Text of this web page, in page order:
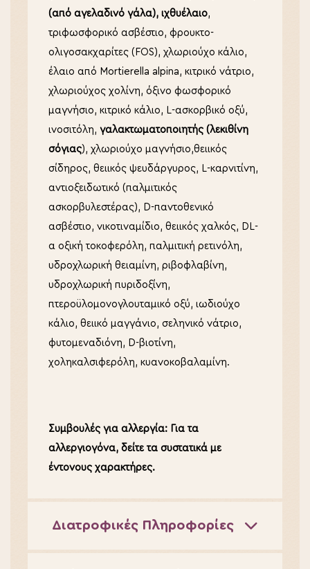
(από αγελαδινό γάλα), ιχθυέλαιο,
τριφωσφορικό ασβέστιο, φρουκτο-
ολιγοσακχαρίτες (FOS), χλωριούχο κάλιο,
έλαιο από Mortierella alpina, κιτρικό νάτριο,
χλωριούχος χολίνη, όξινο φωσφορικό
μαγνήσιο, κιτρικό κάλιο, L-ασκορβικό οξύ,
ινοσιτόλη, γαλακτωματοποιητής (λεκιθίνη
σόγιας), χλωριούχο μαγνήσιο,θειικός
σίδηρος, θειικός ψευδάργυρος, L-καρνιτίνη,
αντιοξειδωτικό (παλμιτικός
ασκορβυλεστέρας), D-παντοθενικό
ασβέστιο, νικοτιναμίδιο, θειικός χαλκός, DL-
α οξική τοκοφερόλη, παλμιτική ρετινόλη,
υδροχλωρική θειαμίνη, ριβοφλαβίνη,
υδροχλωρική πυριδοξίνη,
πτεροϋλομονογλουταμικό οξύ, ιωδιούχο
κάλιο, θειικό μαγγάνιο, σεληνικό νάτριο,
φυτομεναδιόνη, D-βιοτίνη,
χοληκαλσιφερόλη, κυανοκοβαλαμίνη.
Συμβουλές για αλλεργία: Για τα
αλλεργιογόνα, δείτε τα συστατικά με
έντονους χαρακτήρες.
Διατροφικές Πληροφορίες